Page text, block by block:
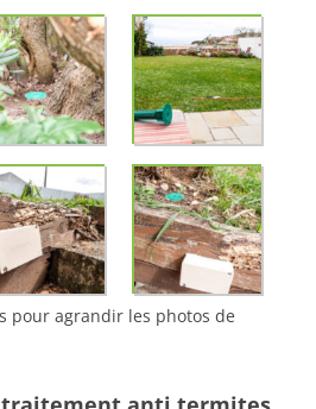
pour agrandir les photos de